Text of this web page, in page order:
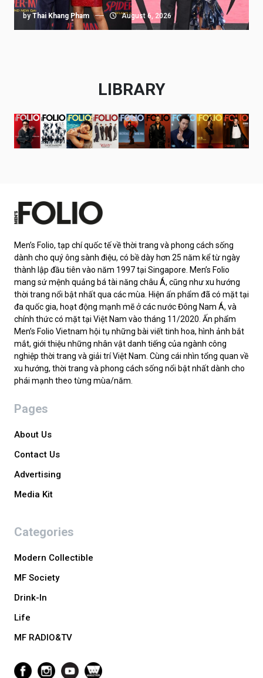
by Thai Khang Pham August 6, 2026
LIBRARY
Men’s Folio, tạp chí quốc tế về thời trang và phong cách sống
dành cho quý ông sành điệu, có bề dày hơn 25 năm kể từ ngày
thành lập đầu tiên vào năm 1997 tại Singapore. Men’s Folio
mang sứ mệnh quảng bá tài năng châu Á, cũng như xu hướng
thời trang nổi bật nhất qua các mùa. Hiện ấn phẩm đã có mặt tại
đa quốc gia, hoạt động mạnh mẽ ở các nước Đông Nam Á, và
chính thức có mặt tại Việt Nam vào tháng 11/2020. Ấn phẩm
Men’s Folio Vietnam hội tụ những bài viết tinh hoa, hình ảnh bắt
mắt, giới thiệu những nhân vật danh tiếng của ngành công
nghiệp thời trang và giải trí Việt Nam. Cùng cái nhìn tổng quan về
xu hướng, thời trang và phong cách sống nổi bật nhất dành cho
phái mạnh theo từng mùa/năm.
Pages
About Us
Contact Us
Advertising
Media Kit
Categories
Modern Collectible
MF Society
Drink-In
Life
MF RADIO&TV